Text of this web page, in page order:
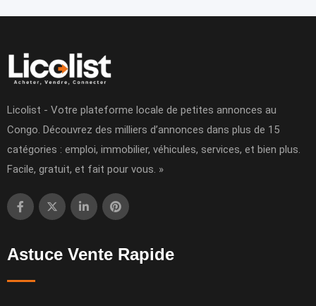
Licolist - Votre plateforme locale de petites annonces au
Congo. Découvrez des milliers d’annonces dans plus de 15
catégories : emploi, immobilier, véhicules, services, et bien plus.
Facile, gratuit, et fait pour vous. »
Astuce Vente Rapide